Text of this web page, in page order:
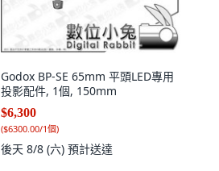
Godox BP-SE 65mm 平頭LED專用
投影配件, 1個, 150mm
$6,300
($6300.00/1個)
後天 8/8 (六) 預計送達